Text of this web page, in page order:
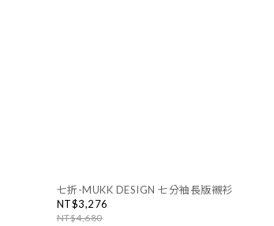
七折-MUKK DESIGN 七分袖長版襯衫
NT$3,276
NT$4,680